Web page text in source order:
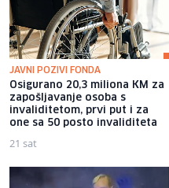
JAVNI POZIVI FONDA
Osigurano 20,3 miliona KM za
zapošljavanje osoba s
invaliditetom, prvi put i za
one sa 50 posto invaliditeta
21 sat